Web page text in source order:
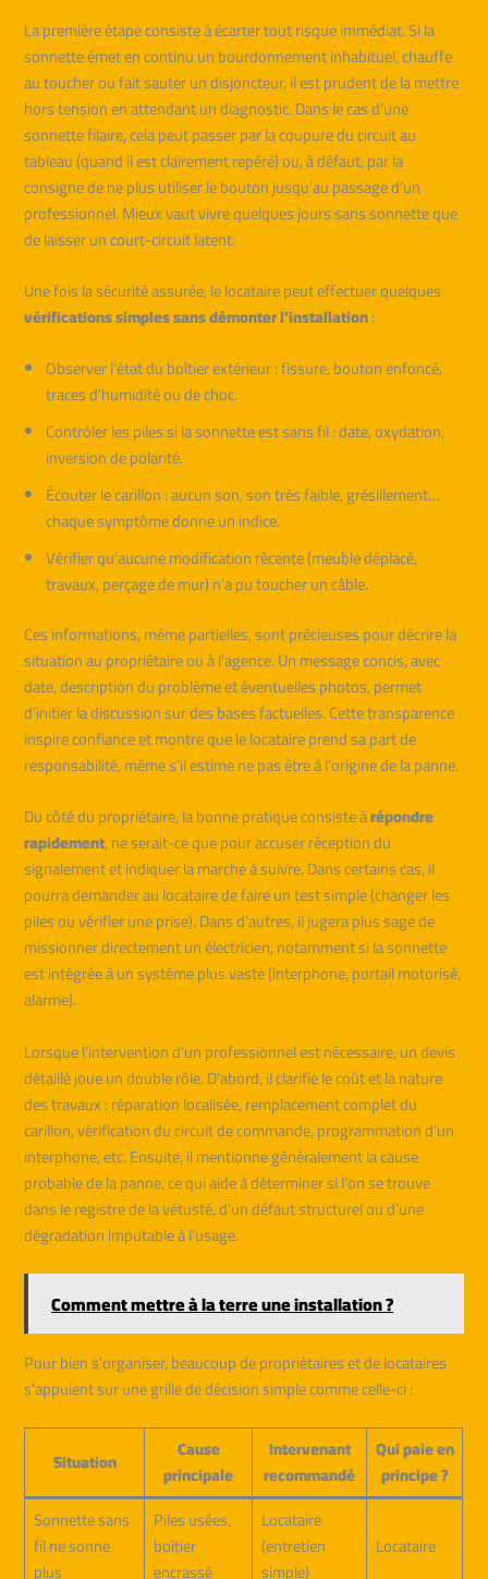
La première étape consiste à écarter tout risque immédiat. Si la
sonnette émet en continu un bourdonnement inhabituel, chauffe
au toucher ou fait sauter un disjoncteur, il est prudent de la mettre
hors tension en attendant un diagnostic. Dans le cas d’une
sonnette filaire, cela peut passer par la coupure du circuit au
tableau (quand il est clairement repéré) ou, à défaut, par la
consigne de ne plus utiliser le bouton jusqu’au passage d’un
professionnel. Mieux vaut vivre quelques jours sans sonnette que
de laisser un court-circuit latent.
Une fois la sécurité assurée, le locataire peut effectuer quelques
vérifications simples sans démonter l’installation:
Observer l’état du boîtier extérieur : fissure, bouton enfoncé,
traces d’humidité ou de choc.
Contrôler les piles si la sonnette est sans fil : date, oxydation,
inversion de polarité.
Écouter le carillon : aucun son, son très faible, grésillement…
chaque symptôme donne un indice.
Vérifier qu’aucune modification récente (meuble déplacé,
travaux, perçage de mur) n’a pu toucher un câble.
Ces informations, même partielles, sont précieuses pour décrire la
situation au propriétaire ou à l’agence. Un message concis, avec
date, description du problème et éventuelles photos, permet
d’initier la discussion sur des bases factuelles. Cette transparence
inspire confiance et montre que le locataire prend sa part de
responsabilité, même s’il estime ne pas être à l’origine de la panne.
Du côté du propriétaire, la bonne pratique consiste àrépondre
rapidement, ne serait-ce que pour accuser réception du
signalement et indiquer la marche à suivre. Dans certains cas, il
pourra demander au locataire de faire un test simple (changer les
piles ou vérifier une prise). Dans d’autres, il jugera plus sage de
missionner directement un électricien, notamment si la sonnette
est intégrée à un système plus vaste (interphone, portail motorisé,
alarme).
Lorsque l’intervention d’un professionnel est nécessaire, un devis
détaillé joue un double rôle. D’abord, il clarifie le coût et la nature
des travaux : réparation localisée, remplacement complet du
carillon, vérification du circuit de commande, programmation d’un
interphone, etc. Ensuite, il mentionne généralement la cause
probable de la panne, ce qui aide à déterminer si l’on se trouve
dans le registre de la vétusté, d’un défaut structurel ou d’une
dégradation imputable à l’usage.
Comment mettre à la terre une installation ?
Pour bien s’organiser, beaucoup de propriétaires et de locataires
s’appuient sur une grille de décision simple comme celle-ci :
Situation
Cause
principale
Intervenant
recommandé
Qui paie en
principe ?
Sonnette sans
fil ne sonne
plus
Piles usées,
boîtier
encrassé
Locataire
(entretien
simple)
Locataire